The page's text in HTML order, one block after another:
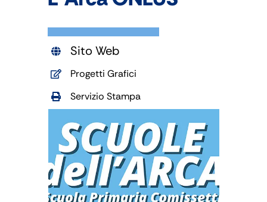
Sito Web
Progetti Grafici
Servizio Stampa